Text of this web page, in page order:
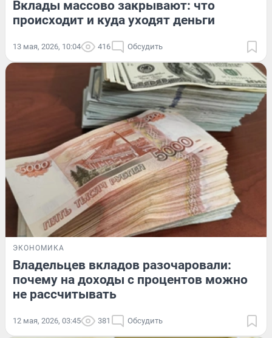
Вклады массово закрывают: что
происходит и куда уходят деньги
13 мая, 2026, 10:04 416 Обсудить
ЭКОНОМИКА
Владельцев вкладов разочаровали:
почему на доходы с процентов можно
не рассчитывать
12 мая, 2026, 03:45 381 Обсудить